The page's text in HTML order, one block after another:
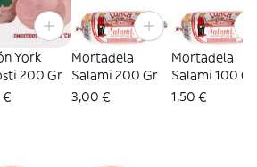
York
200 Gr
€
Mortadela
Salami 200 Gr
3,00 €
Mortadela
Salami 100 Gr
1,50 €